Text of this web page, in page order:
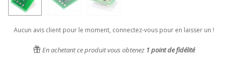
Aucun avis client pour le moment, connectez-vous pour en laisser un !
En achetant ce produit vous obtenez 1 point de fidélité